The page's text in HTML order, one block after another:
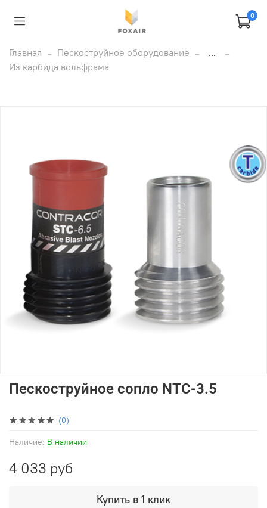
0
Главная Пескоструйное оборудование
...
Из карбида вольфрама
(0)
Наличие: В наличии
Пескоструйное сопло NTC-3.5
4 033 руб
Купить в 1 клик